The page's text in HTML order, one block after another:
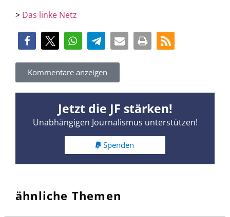
> Das linke Netz
Kommentare anzeigen
Jetzt die JF stärken!
Unabhängigen Journalismus unterstützen!
Spenden
ähnliche Themen